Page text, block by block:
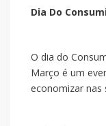
Dia Do
O dia do
Março é um
economizar nas